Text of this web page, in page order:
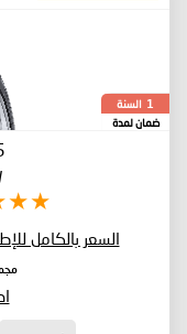
1 السنة
ضمان لمدة
السعر بالكامل